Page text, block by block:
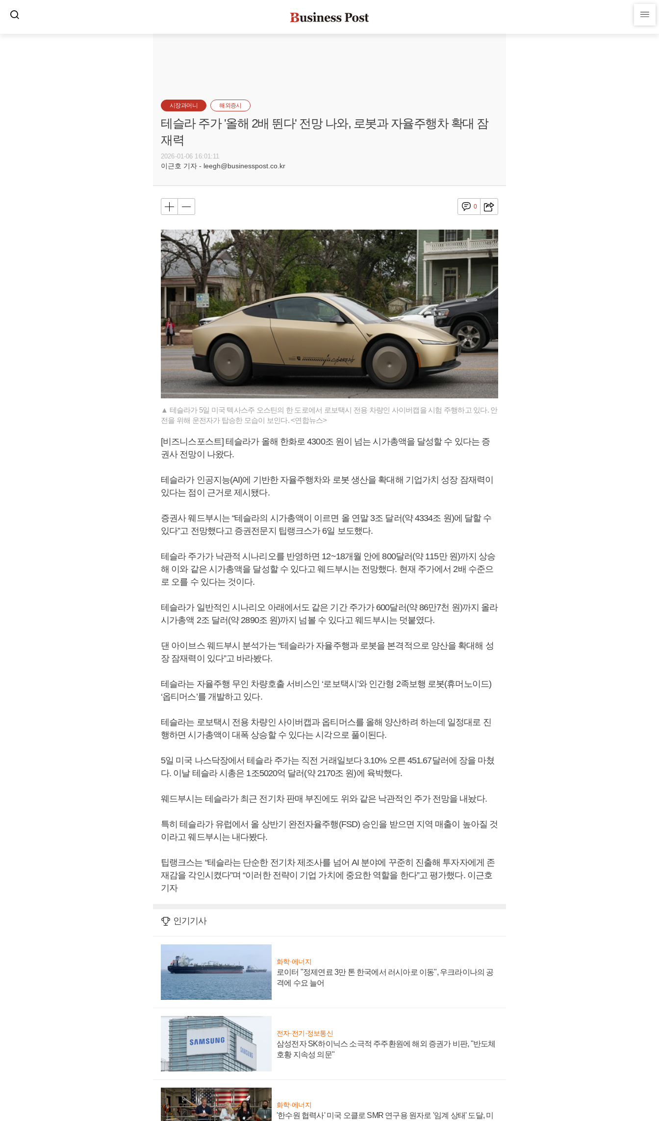
시장과머니 해외증시
테슬라 주가 '올해 2배 뛴다' 전망 나와, 로봇과 자율주행차 확대 잠
재력
2026-01-06 16:01:11
이근호 기자 - leegh@businesspost.co.kr
0
▲ 테슬라가 5일 미국 텍사스주 오스틴의 한 도로에서 로보택시 전용 차량인 사이버캡을 시험 주행하고 있다. 안
전을 위해 운전자가 탑승한 모습이 보인다. <연합뉴스>
[비즈니스포스트] 테슬라가 올해 한화로 4300조 원이 넘는 시가총액을 달성할 수 있다는 증
권사 전망이 나왔다.
테슬라가 인공지능(AI)에 기반한 자율주행차와 로봇 생산을 확대해 기업가치 성장 잠재력이
있다는 점이 근거로 제시됐다.
증권사 웨드부시는 “테슬라의 시가총액이 이르면 올 연말 3조 달러(약 4334조 원)에 달할 수
있다”고 전망했다고 증권전문지 팁랭크스가 6일 보도했다.
테슬라 주가가 낙관적 시나리오를 반영하면 12~18개월 안에 800달러(약 115만 원)까지 상승
해 이와 같은 시가총액을 달성할 수 있다고 웨드부시는 전망했다. 현재 주가에서 2배 수준으
로 오를 수 있다는 것이다.
테슬라가 일반적인 시나리오 아래에서도 같은 기간 주가가 600달러(약 86만7천 원)까지 올라
시가총액 2조 달러(약 2890조 원)까지 넘볼 수 있다고 웨드부시는 덧붙였다.
댄 아이브스 웨드부시 분석가는 “테슬라가 자율주행과 로봇을 본격적으로 양산을 확대해 성
장 잠재력이 있다”고 바라봤다.
테슬라는 자율주행 무인 차량호출 서비스인 ‘로보택시’와 인간형 2족보행 로봇(휴머노이드)
‘옵티머스’를 개발하고 있다.
테슬라는 로보택시 전용 차량인 사이버캡과 옵티머스를 올해 양산하려 하는데 일정대로 진
행하면 시가총액이 대폭 상승할 수 있다는 시각으로 풀이된다.
5일 미국 나스닥장에서 테슬라 주가는 직전 거래일보다 3.10% 오른 451.67달러에 장을 마쳤
다. 이날 테슬라 시총은 1조5020억 달러(약 2170조 원)에 육박했다.
웨드부시는 테슬라가 최근 전기차 판매 부진에도 위와 같은 낙관적인 주가 전망을 내놨다.
특히 테슬라가 유럽에서 올 상반기 완전자율주행(FSD) 승인을 받으면 지역 매출이 높아질 것
이라고 웨드부시는 내다봤다.
팁랭크스는 “테슬라는 단순한 전기차 제조사를 넘어 AI 분야에 꾸준히 진출해 투자자에게 존
재감을 각인시켰다”며 “이러한 전략이 기업 가치에 중요한 역할을 한다”고 평가했다. 이근호
기자
인기기사
화학·에너지
로이터 "정제연료 3만 톤 한국에서 러시아로 이동", 우크라이나의 공
격에 수요 늘어
전자·전기·정보통신
삼성전자 SK하이닉스 소극적 주주환원에 해외 증권가 비판, "반도체
호황 지속성 의문"
화학·에너지
'한수원 협력사' 미국 오클로 SMR 연구용 원자로 '임계 상태' 도달, 미